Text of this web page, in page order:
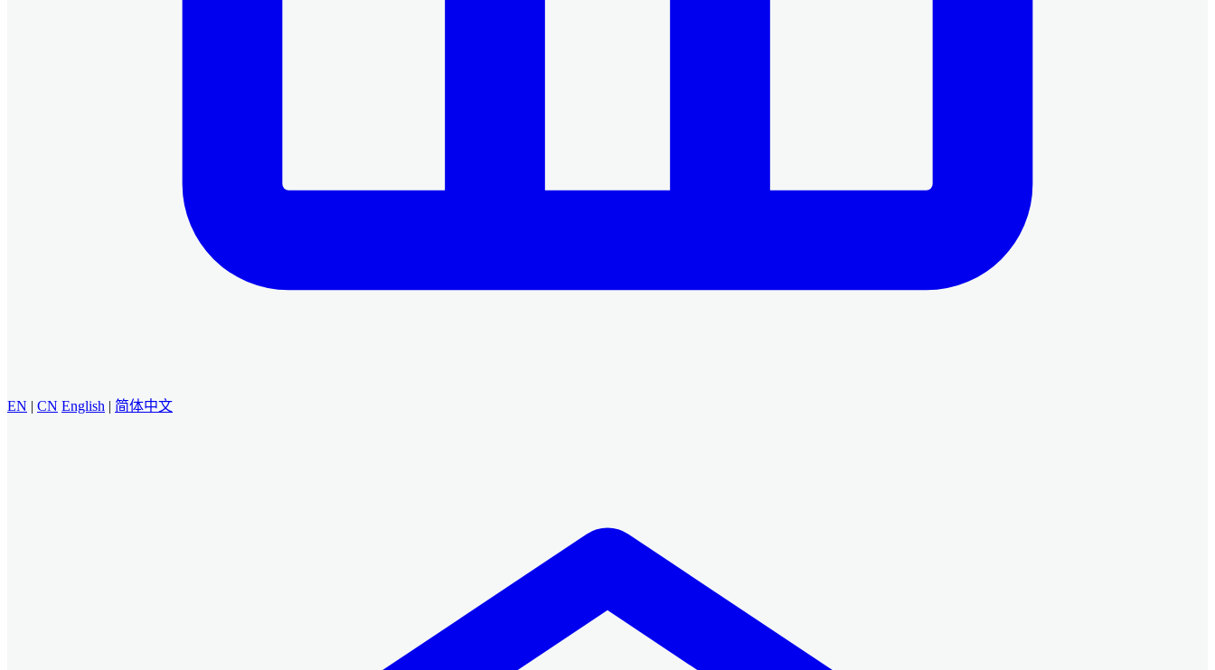
EN | CN English | 简体中文